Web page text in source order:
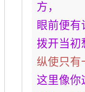
方，
眼前便
拨开当初
纵使只有
这里像你